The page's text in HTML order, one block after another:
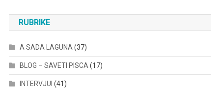
RUBRIKE
A SADA LAGUNA (37)
BLOG – SAVETI PISCA (17)
INTERVJUI (41)